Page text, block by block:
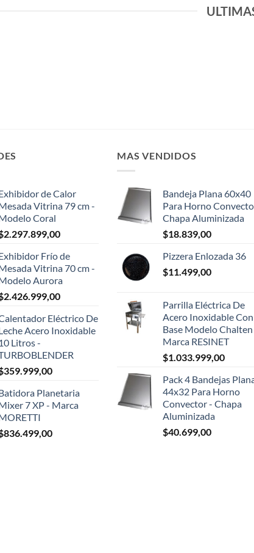
de Calor
Vitrina 79 cm -
Coral
2.297.899,00
Frío de
Vitrina 70 cm -
Aurora
2.426.999,00
Eléctrico De
Acero Inoxidable
Litros -
359.999,00
Planetaria
7 XP - Marca
836.499,00
MAS VENDIDOS
Bandeja Plana 60x40
Para Horno
Chapa Aluminizada
$18.839,00
Pizzera Enlozada 36
$11.499,00
Parrilla Eléctrica De
Acero Inoxidable Con
Base Modelo Chalten
Marca RESINET
$1.033.999,00
Pack 4 Bandejas
44x32 Para Horno
Convector - Chapa
Aluminizada
$40.699,00